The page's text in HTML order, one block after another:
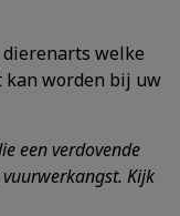
welke
kan worden bij uw
een verdovende
Kijk